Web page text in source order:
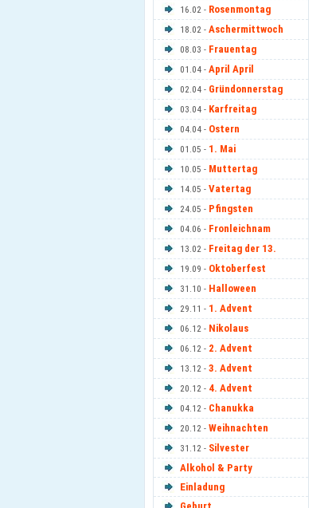
16.02 - Rosenmontag
18.02 - Aschermittwoch
08.03 - Frauentag
01.04 - April April
02.04 - Gründonnerstag
03.04 - Karfreitag
04.04 - Ostern
01.05 - 1. Mai
10.05 - Muttertag
14.05 - Vatertag
24.05 - Pfingsten
04.06 - Fronleichnam
13.02 - Freitag der 13.
19.09 - Oktoberfest
31.10 - Halloween
29.11 - 1. Advent
06.12 - Nikolaus
06.12 - 2. Advent
13.12 - 3. Advent
20.12 - 4. Advent
04.12 - Chanukka
20.12 - Weihnachten
31.12 - Silvester
Alkohol & Party
Einladung